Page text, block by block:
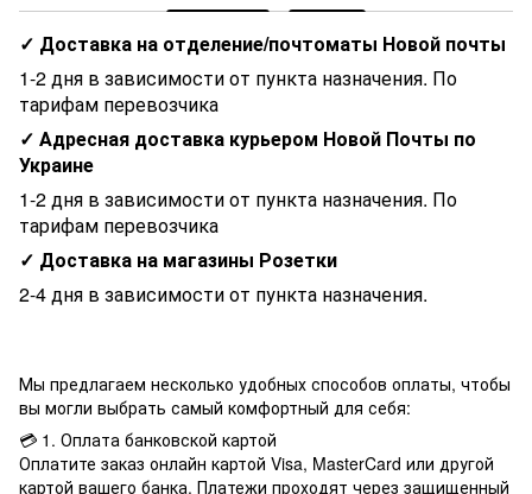
✓ Доставка на отделение/почтоматы Новой почты
1-2 дня в зависимости от пункта назначения. По
тарифам перевозчика
✓ Адресная доставка курьером Новой Почты по
Украине
1-2 дня в зависимости от пункта назначения. По
тарифам перевозчика
✓ Доставка на магазины Розетки
2-4 дня в зависимости от пункта назначения.
Мы предлагаем несколько удобных способов оплаты, чтобы
вы могли выбрать самый комфортный для себя:
💳 1. Оплата банковской картой
Оплатите заказ онлайн картой Visa, MasterCard или другой
картой вашего банка. Платежи проходят через защищенный